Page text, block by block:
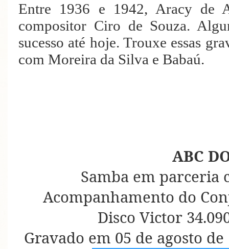
Entre 1936 e 1942, Aracy de
compositor Ciro de Souza.
sucesso até hoje. Trouxe essas
com Moreira da Silva e
ABC
Samba em parceria
Acompanhamento do
Disco Victor
Gravado em 05 de agosto